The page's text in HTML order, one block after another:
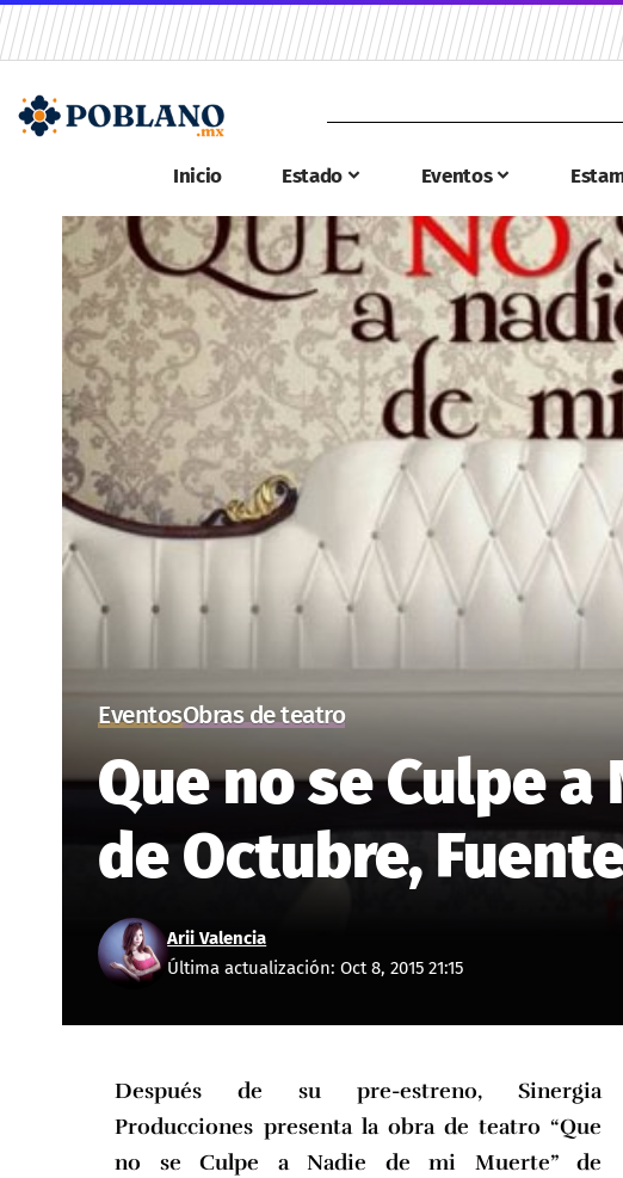
Inicio Estado Eventos
EventosObras de teatro
Que no se Culpe
de Octubre,
Última actualización: Oct 8, 2015 21:15
Arii Valencia
Después de su pre-estreno, Sinergia
Producciones presenta la obra de teatro “Que
no se Culpe a Nadie de mi Muerte” de